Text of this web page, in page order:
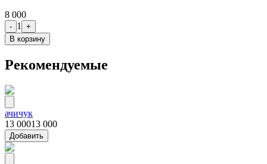
8 000
- 1
+
В корзину
Рекомендуемые
ачичук
13 00013 000
Добавить